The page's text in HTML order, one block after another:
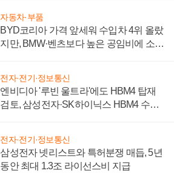
자동차·부품
BYD코리아 가격 앞세워 수입차 4위 올랐
지만, BMW·벤츠보다 높은 공임비에 소비
전자·전기·정보통신
엔비디아 '루빈 울트라'에도 HBM4 탑재
검토, 삼성전자·SK하이닉스 HBM4 수율
전자·전기·정보통신
삼성전자 넷리스트와 특허분쟁 매듭, 5년
동안 최대 1.3조 라이선스비 지급